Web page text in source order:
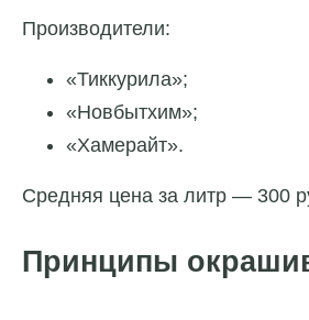
Производители:
«Тиккурила»;
«Новбытхим»;
«Хамерайт».
Средняя цена за литр — 300
Принципы